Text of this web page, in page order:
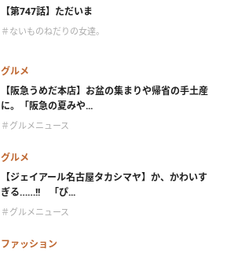
【第747話】ただいま
＃ないものねだりの女達。
グルメ
【阪急うめだ本店】お盆の集まりや帰省の手土産
に。「阪急の夏みや...
＃グルメニュース
グルメ
【ジェイアール名古屋タカシマヤ】か、かわいす
ぎる……!! 「ぴ...
＃グルメニュース
ファッション